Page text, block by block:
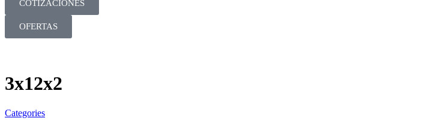
COTIZACIONES
OFERTAS
3x12x2
Categories